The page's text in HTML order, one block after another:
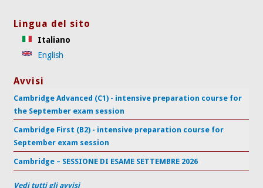
Lingua del sito
Italiano
English
Avvisi
Cambridge Advanced (C1) - intensive preparation course for
the September exam session
Cambridge First (B2) - intensive preparation course for
September exam session
Cambridge – SESSIONE DI ESAME SETTEMBRE 2026
Vedi tutti gli avvisi